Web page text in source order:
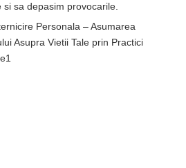
sa depasim provocarile.